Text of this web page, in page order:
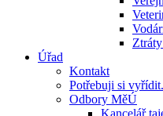
Úřad
Kontakt
Potřebuji si
Odbory MěÚ
Kancelář